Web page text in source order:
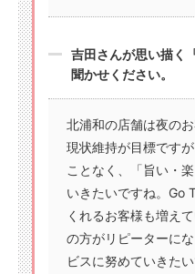
吉田さんが思い描く
聞かせください。
北浦和の店舗は夜の
現状維持が目標です
ことなく、「旨い・
いきたいですね。Go
くれるお客様も増え
の方がリピーターに
ビスに努めていきた